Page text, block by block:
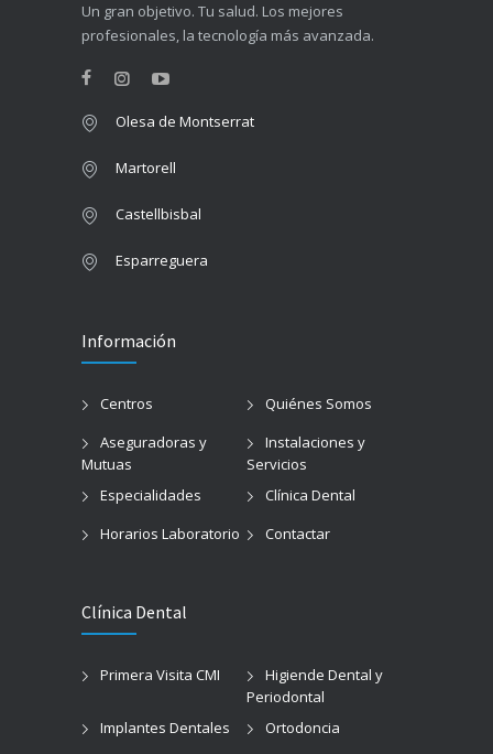
Un gran objetivo. Tu salud. Los mejores
profesionales, la tecnología más avanzada.
Olesa de Montserrat
Martorell
Castellbisbal
Esparreguera
Información
Centros
Quiénes Somos
Aseguradoras y
Mutuas
Instalaciones y
Servicios
Especialidades
Clínica Dental
Horarios Laboratorio
Contactar
Clínica Dental
Primera Visita CMI
Higiende Dental y
Periodontal
Implantes Dentales
Ortodoncia